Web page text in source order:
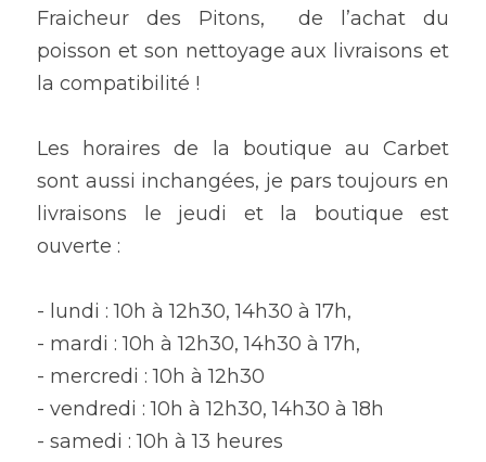
Fraicheur des Pitons,  de l’achat du
poisson et son nettoyage aux livraisons et
la compatibilité !
Les horaires de la boutique au Carbet
sont aussi inchangées, je pars toujours en
livraisons le jeudi et la boutique est
ouverte :
- lundi : 10h à 12h30, 14h30 à 17h,
- mardi : 10h à 12h30, 14h30 à 17h,
- mercredi : 10h à 12h30
- vendredi : 10h à 12h30, 14h30 à 18h
- samedi : 10h à 13 heures